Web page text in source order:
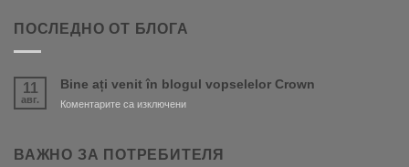
ПОСЛЕДНО ОТ БЛОГА
11
авг.
Bine ați venit în blogul vopselelor Crown
Коментарите са изключениза
venit
ВАЖНО ЗА ПОТРЕБИТЕЛЯ